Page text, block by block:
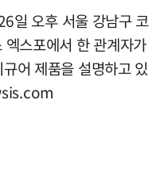
일 오후 서울 강남구 코
스포에서 한 관계자가
어 제품을 설명하고 있